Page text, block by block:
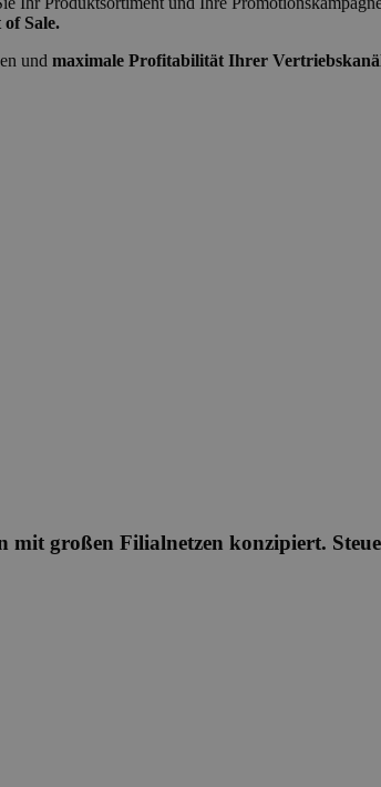
Sale.
und maximale Profitabilität Ihrer
großen Filialnetzen konzipiert.